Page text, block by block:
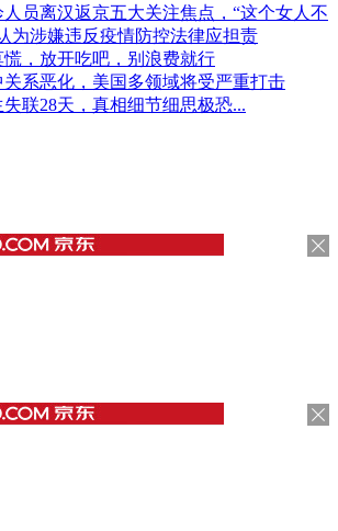
员离汉返京五大关注焦点，“这个女人不
为涉嫌违反疫情防控法律应担责
慌，放开吃吧，别浪费就行
系恶化，美国多领域将受严重打击
联28天，真相细节细思极恐...